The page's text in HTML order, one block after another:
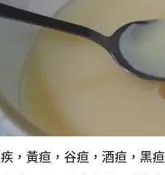
，黃疸，谷疸，酒疸，黑